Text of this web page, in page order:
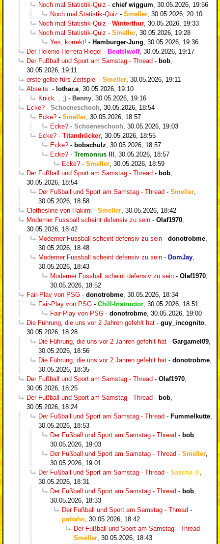
Noch mal Statistik-Quiz - chief wiggum 30.05.2026, 19:56
Noch mal Statistik-Quiz - Smeller 30.05.2026, 20:10
Noch mal Statistik-Quiz - Winterthur 30.05.2026, 19:33
Noch mal Statistik-Quiz - Smeller 30.05.2026, 19:28
Yes, korrekt! - Hamburger-Jung 30.05.2026, 19:36
Der Helenio Herrera Riegel - Beutelwolf, 30.05.2026, 19:17
Der Fußball und Sport am Samstag - Thread - bob
30.05.2026, 19:11
erste gelbe fürs Zeitspiel - Smeller 30.05.2026, 19:11
Abseits. - lothar.e 30.05.2026, 19:10
Knick... ;) - Benny 30.05.2026, 19:16
Ecke? - Schoeneschooh 30.05.2026, 18:54
Ecke? - Smeller 30.05.2026, 18:57
Ecke? - Schoeneschooh 30.05.2026, 19:03
Ecke? - Titandrücker 30.05.2026, 18:55
Ecke? - bobschulz 30.05.2026, 18:57
Ecke? - Tremonius III
30.05.2026, 18:57
Ecke? - Smeller 30.05.2026, 18:59
Der Fußball und Sport am Samstag - Thread - bob
30.05.2026, 18:54
Der Fußball und Sport am Samstag - Thread - Smeller
30.05.2026, 18:58
Clothesline von Hakimi - Smeller 30.05.2026, 18:42
Moderner Fussball scheint defensiv zu sein - Olaf1970
30.05.2026, 18:42
Moderner Fussball scheint defensiv zu sein - donotrobme
30.05.2026, 18:48
Moderner Fussball scheint defensiv zu sein - DomJay
30.05.2026, 18:43
Moderner Fussball scheint defensiv zu sein - Olaf1970
30.05.2026, 18:52
Fair-Play von PSG - donotrobme 30.05.2026, 18:34
Fair-Play von PSG - Chill-Instructor 30.05.2026, 18:51
Fair-Play von PSG - donotrobme 30.05.2026, 19:00
Die Führung, die uns vor 2 Jahren gefehlt hat - guy_incognito
30.05.2026, 18:28
Die Führung, die uns vor 2 Jahren gefehlt hat - Gargamel09
30.05.2026, 18:56
Die Führung, die uns vor 2 Jahren gefehlt hat - donotrobme
30.05.2026, 18:35
Der Fußball und Sport am Samstag - Thread - Olaf1970
30.05.2026, 18:25
Der Fußball und Sport am Samstag - Thread - bob
30.05.2026, 18:24
Der Fußball und Sport am Samstag - Thread - Fummelkutte
30.05.2026, 18:53
Der Fußball und Sport am Samstag - Thread - bob
30.05.2026, 19:03
Der Fußball und Sport am Samstag - Thread - Smeller
30.05.2026, 19:01
Der Fußball und Sport am Samstag - Thread - Sascha
30.05.2026, 18:31
Der Fußball und Sport am Samstag - Thread - bob
30.05.2026, 18:33
Der Fußball und Sport am Samstag - Thread -
patrahn 30.05.2026, 18:42
Der Fußball und Sport am Samstag - Thread -
Smeller 30.05.2026, 18:43